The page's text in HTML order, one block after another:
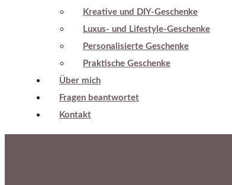
Kreative und DIY-Geschenke
Luxus- und Lifestyle-Geschenke
Personalisierte Geschenke
Praktische Geschenke
Über mich
Fragen beantwortet
Kontakt